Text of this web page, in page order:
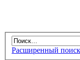
Расширенный поиск